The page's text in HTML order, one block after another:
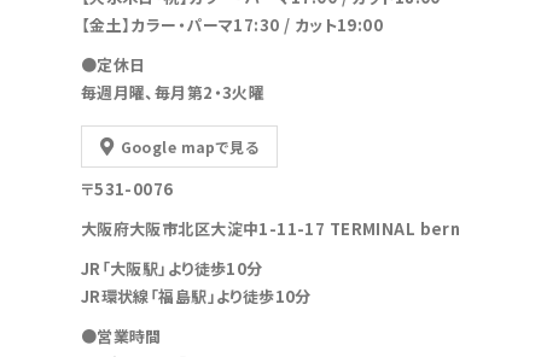
【金土】カラー・パーマ17:30 / カット19:00
●定休日
毎週月曜、毎月第2・3火曜
Google mapで見る
〒531-0076
大阪府大阪市北区大淀中1-11-17 TERMINAL bern
JR「大阪駅」より徒歩10分
JR環状線「福島駅」より徒歩10分
●営業時間